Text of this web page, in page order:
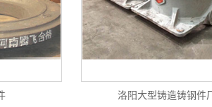
洛阳大型铸造铸钢件厂